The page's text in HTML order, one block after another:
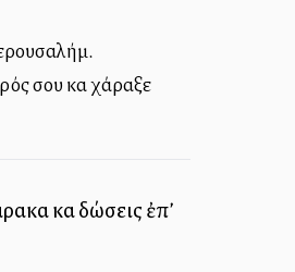
σου καὶ χάραξε
καὶ δώσεις ἐπ’